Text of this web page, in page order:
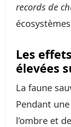
records de
Les
élevées
La faune
Pendant une
l’ombre et